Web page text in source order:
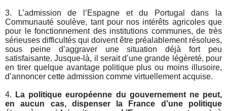
3. L’admission de l’Espagne et du Portugal dans la
Communauté soulève, tant pour nos intérêts agricoles que
pour le fonctionnement des institutions communes, de très
sérieuses difficultés qui doivent être préalablement résolues,
sous peine d’aggraver une situation déjà fort peu
satisfaisante. Jusque-là, il serait d’une grande légèreté, pour
en tirer quelque avantage politique plus ou moins illusoire,
d’annoncer cette admission comme virtuellement acquise.
4.
La politique européenne du gouvernement ne peut,
en aucun cas, dispenser la France d’une politique